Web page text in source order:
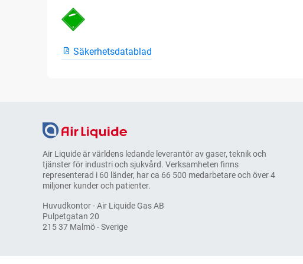
Säkerhetsdatablad
Air Liquide är världens ledande leverantör av gaser, teknik och
tjänster för industri och sjukvård. Verksamheten finns
representerad i 60 länder, har ca 66 500 medarbetare och över 4
miljoner kunder och patienter.
Huvudkontor - Air Liquide Gas AB
Pulpetgatan 20
215 37 Malmö - Sverige